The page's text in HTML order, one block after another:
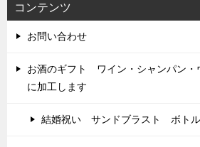
コンテンツ
お問い合わせ
お酒のギフト ワイン・シャンパン・
に加工します
結婚祝い サンドブラスト ボト